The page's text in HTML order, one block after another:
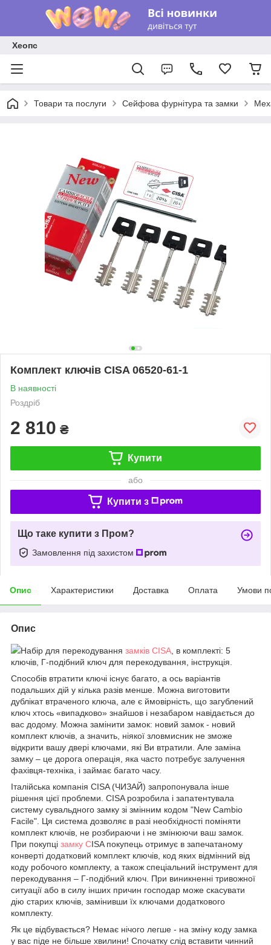
Хеопс
Товари та послуги Сейфова фурнітура та замки
Комплект ключів CISA 06520-61-1
В наявності
Роздріб
2 810 ₴
Купити
або
Купити з
Що таке купити з Пром?
Замовлення під захистом
Опис Характеристики Доставка Оплата Умови
Опис
Набір для перекодування замків CISA , в комплекті: 5
ключів, Г-подібний ключ для перекодування, інструкція.
Способів втратити ключі існує багато, а ось варіантів
подальших дій у кілька разів менше. Можна виготовити
дублікат втраченого ключа, але є ймовірність, що загублений
ключ хтось «випадково» знайшов і незабаром навідається до
вас додому. Можна замінити замок: новий замок - новий
комплект ключів, а значить, ніякої зловмисник не зможе
відкрити вашу двері ключами, які Ви втратили. Але заміна
замку – це дорога операція, яка часто потребує залучення
фахівця-техніка, і займає багато часу.
Італійська компанія CISA (ЧИЗАЙ) запропонувала інше
рішення цієї проблеми. CISA розробила і запатентувала
систему сувальдного замку зі змінним кодом "New Cambio
Facile". Ця система дозволяє в разі необхідності поміняти
комплект ключів, не розбираючи і не змінюючи ваш замок.
При покупці замку CISA покупець отримує в запечатаному
конверті додатковий комплект ключів, код яких відмінний від
коду робочого комплекту, а також спеціальний інструмент для
перекодування – Г-подібний ключ. При виникненні тривожної
ситуації або в силу інших причин господар може скасувати
дію старих ключів, замінивши їх ключами додаткового
комплекту.
Як це відбувається? Немає нічого легше - на зміну коду замка
у вас піде не більше хвилини! Спочатку слід вставити чинний